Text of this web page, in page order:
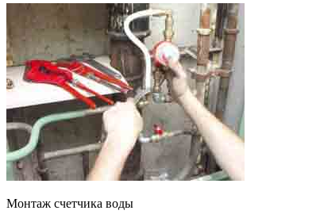
Монтаж счетчика воды